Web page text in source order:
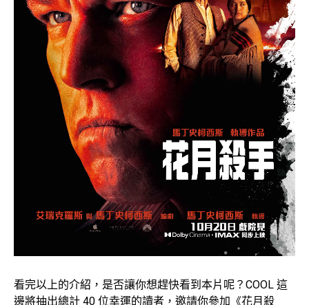
看完以上的介紹，是否讓你想趕快看到本片呢？COOL 這
邊將抽出總計 40 位幸運的讀者，邀請你參加《花月殺